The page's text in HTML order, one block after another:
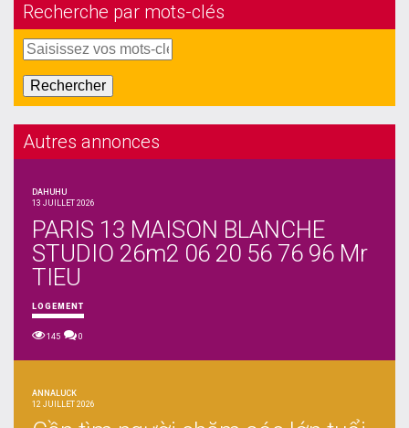
Recherche par mots-clés
Autres annonces
DAHUHU
13 JUILLET 2026
PARIS 13 MAISON BLANCHE
STUDIO 26m2 06 20 56 76 96 Mr
TIEU
LOGEMENT
145 0
ANNALUCK
12 JUILLET 2026